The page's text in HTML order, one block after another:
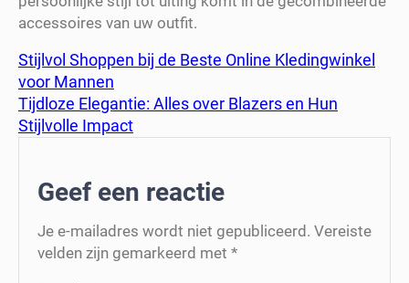
accessoires van uw outfit.
Stijlvol Shoppen bij de Beste Online Kledingwinkel
voor Mannen
Tijdloze Elegantie: Alles over Blazers en Hun
Stijlvolle Impact
Geef een reactie
Je e-mailadres wordt niet gepubliceerd. Vereiste
velden zijn gemarkeerd met *